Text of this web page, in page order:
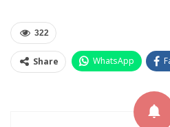
322
Share WhatsApp